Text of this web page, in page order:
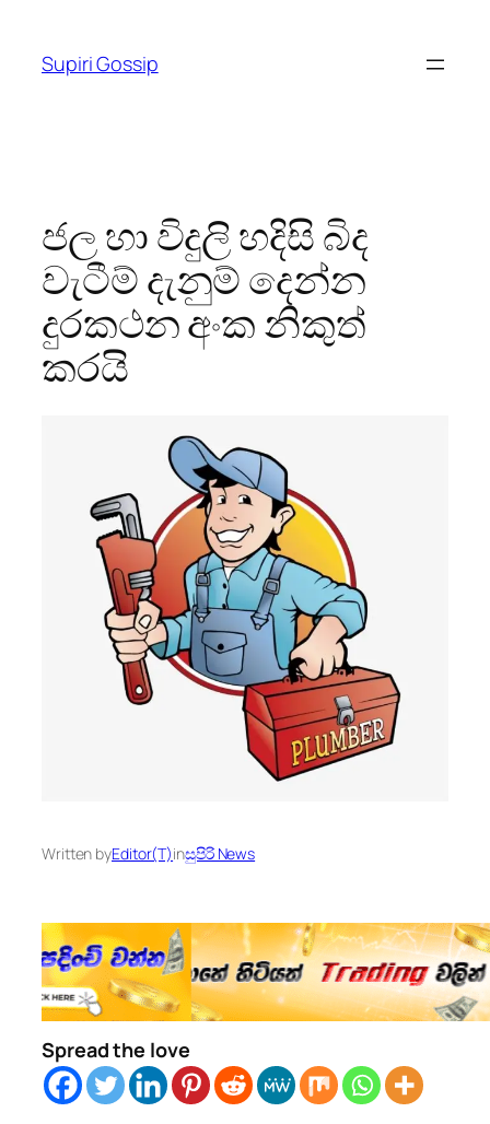
content
Supiri Gossip
ජල හා විදුලි හදිසි බිද
වැටීම් දැනුම් දෙන්න
දුරකථන අංක නිකුත්
කරයි
Written byEditor(T)inසුපිරි News
Spread the love